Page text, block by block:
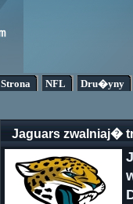
Strona NFL Dru�yny
Jaguars zwalniaj�